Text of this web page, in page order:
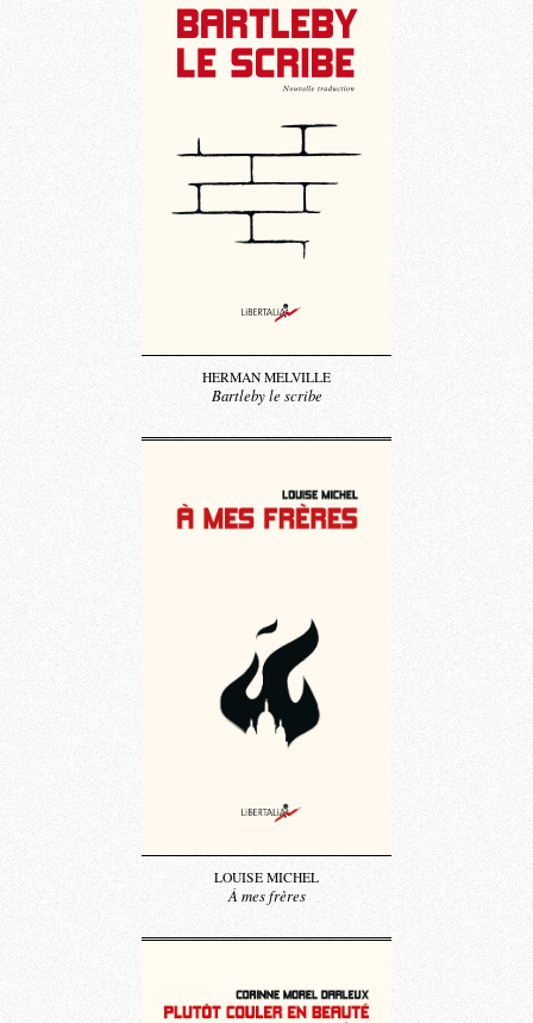
HERMAN MELVILLE
Bartleby le scribe
LOUISE MICHEL
À mes frères